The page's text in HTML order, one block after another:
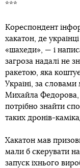
***
Кореспондент
хакатон, де
«шахеди», — і
загроза надалі не
ракетою, яка
Україні, за
Михайла Федорова,
потрібно знайти
таких дронів-
Хакатон мав
мали б скерувати
запуск їхнього